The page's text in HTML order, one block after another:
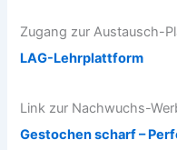
Zugang zur Austausch-
LAG-Lehrplattform
Link zur Nachwuchs-
Gestochen scharf –